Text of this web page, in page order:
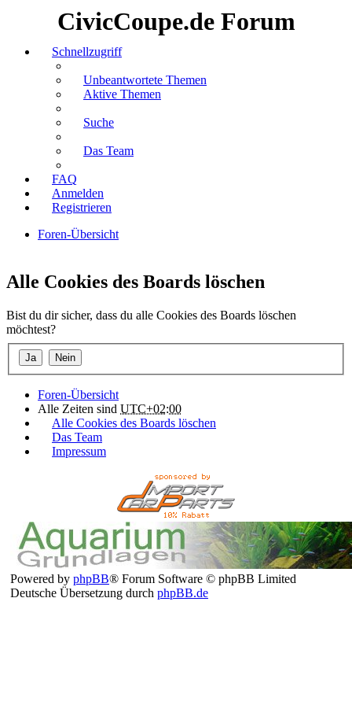
CivicCoupe.de Forum
Schnellzugriff
Unbeantwortete Themen
Aktive Themen
Suche
Das Team
FAQ
Anmelden
Registrieren
Foren-Übersicht
Alle Cookies des Boards löschen
Bist du dir sicher, dass du alle Cookies des Boards löschen
möchtest?
Foren-Übersicht
Alle Zeiten sind UTC+02:00
Alle Cookies des Boards löschen
Das Team
Impressum
Powered by phpBB® Forum Software © phpBB Limited
Deutsche Übersetzung durch phpBB.de